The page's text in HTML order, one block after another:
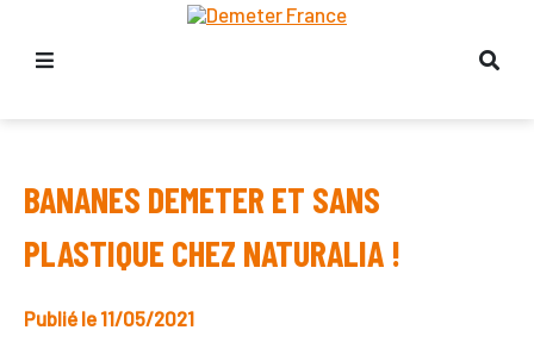
BANANES DEMETER ET SANS
PLASTIQUE CHEZ NATURALIA !
Publié le 11/05/2021